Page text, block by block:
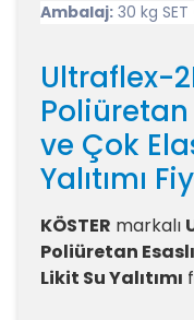
Ambalaj: 30 kg
Ultraflex-
Poliüretan
ve Çok
Yalıtımı
KÖSTER markalı
Poliüretan
Likit Su Yalıtımı